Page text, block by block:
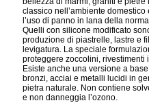
classico nell’ambiente
l’uso di panno in lana della
Quelli con silicone modificato
produzione di piastrelle, lastre e
levigatura. La speciale
proteggere zoccolini, rivestimenti
Esiste anche una versione a
bronzi, acciai e metalli lucidi in
pietra naturale. Non contiene
e non danneggia l’ozono.